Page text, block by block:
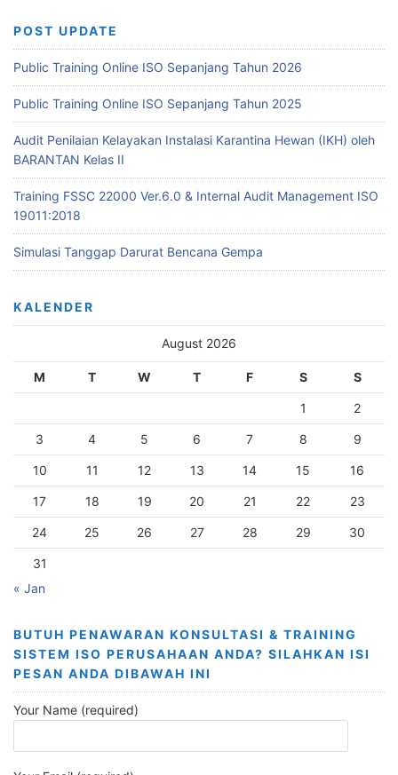
POST UPDATE
Public Training Online ISO Sepanjang Tahun 2026
Public Training Online ISO Sepanjang Tahun 2025
Audit Penilaian Kelayakan Instalasi Karantina Hewan (IKH) oleh
BARANTAN Kelas II
Training FSSC 22000 Ver.6.0 & Internal Audit Management ISO
19011:2018
Simulasi Tanggap Darurat Bencana Gempa
KALENDER
August 2026
M T W T F S S
1 2
3 4 5 6 7 8 9
10 11 12 13 14 15 16
17 18 19 20 21 22 23
24 25 26 27 28 29 30
31
« Jan
BUTUH PENAWARAN KONSULTASI & TRAINING
SISTEM ISO PERUSAHAAN ANDA? SILAHKAN ISI
PESAN ANDA DIBAWAH INI
Your Name (required)